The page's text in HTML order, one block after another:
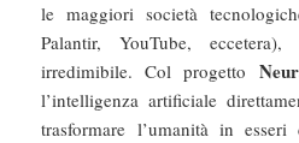
le maggiori società
Palantir, YouTube,
irredimibile. Col progetto
l’intelligenza artificiale
trasformare l’umanità in